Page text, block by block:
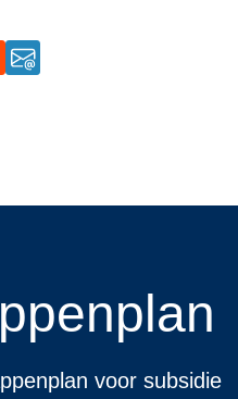
voor subsidie